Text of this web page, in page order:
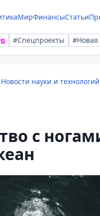
МирФинансыСтатьи
#Спецпроекты #Новая
Новости науки и технологий
с